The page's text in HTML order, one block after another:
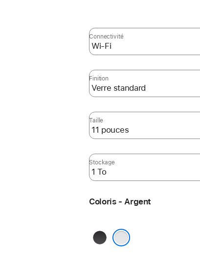
Connectivité
Finition
Taille
Stockage
Coloris - Argent
Noir sidéral